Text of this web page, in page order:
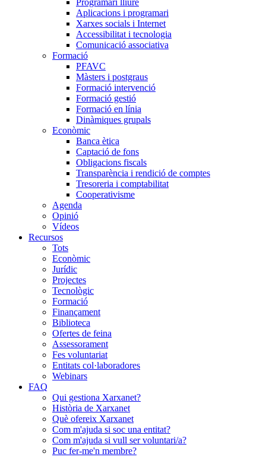
Programari lliure
Aplicacions i programari
Xarxes socials i Internet
Accessibilitat i tecnologia
Comunicació associativa
Formació
PFAVC
Màsters i postgraus
Formació intervenció
Formació gestió
Formació en línia
Dinàmiques grupals
Econòmic
Banca ètica
Captació de fons
Obligacions fiscals
Transparència i rendició de comptes
Tresoreria i comptabilitat
Cooperativisme
Agenda
Opinió
Vídeos
Recursos
Tots
Econòmic
Jurídic
Projectes
Tecnològic
Formació
Finançament
Biblioteca
Ofertes de feina
Assessorament
Fes voluntariat
Entitats col·laboradores
Webinars
FAQ
Qui gestiona Xarxanet?
Història de Xarxanet
Què ofereix Xarxanet
Com m'ajuda si soc una entitat?
Com m'ajuda si vull ser voluntari/a?
Puc fer-me'n membre?